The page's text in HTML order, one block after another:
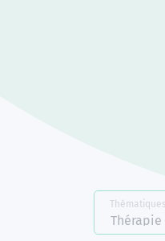
Thématiques
Thérapie